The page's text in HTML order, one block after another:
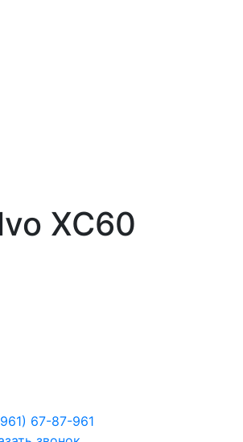
XC60
67-87-961